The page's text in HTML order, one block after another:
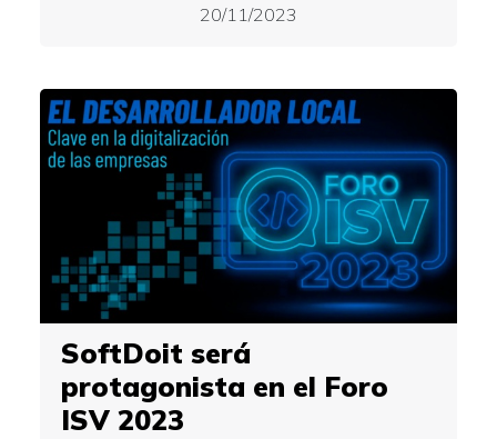
20/11/2023
SoftDoit será
protagonista en el Foro
ISV 2023